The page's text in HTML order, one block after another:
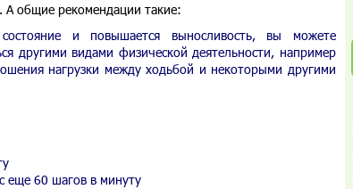
А общие рекомендации такие:
и повышается выносливость, вы можете
другими видами физической деятельности, например
нагрузки между ходьбой и некоторыми другими
еще 60 шагов в минуту